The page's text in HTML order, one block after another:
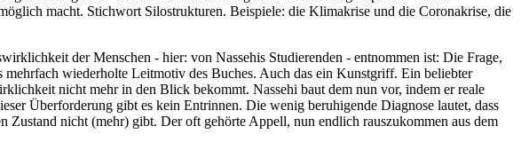
macht. Stichwort Silostrukturen. Beispiele: die Klimakrise und die Coronakrise, die
der Menschen - hier: von Nassehis Studierenden - entnommen ist: Die Frage,
wiederholte Leitmotiv des Buches. Auch das ein Kunstgriff. Ein beliebter
nicht mehr in den Blick bekommt. Nassehi baut dem nun vor, indem er reale
Überforderung gibt es kein Entrinnen. Die wenig beruhigende Diagnose lautet, dass
nicht (mehr) gibt. Der oft gehörte Appell, nun endlich rauszukommen aus dem